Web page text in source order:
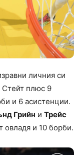
личния си
Стейт плюс 9
и 6 асистенции.
Грийн и Трейс
овладя и 10 борби.